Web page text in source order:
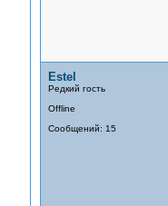
Estel
Редкий гость
Offline
Сообщений: 15